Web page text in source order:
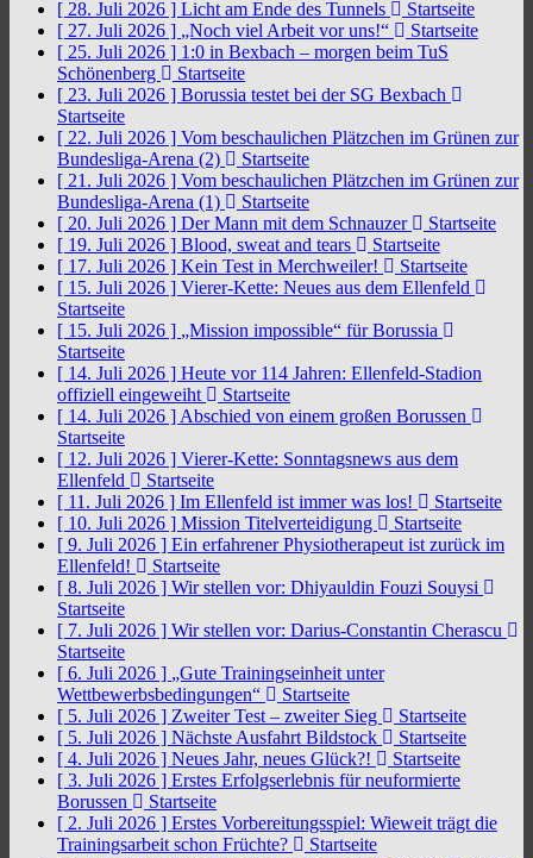
[ 28. Juli 2026 ] Licht am Ende des Tunnels
Startseite
[ 27. Juli 2026 ] „Noch viel Arbeit vor uns!“
Startseite
[ 25. Juli 2026 ] 1:0 in Bexbach – morgen beim TuS
Schönenberg
Startseite
[ 23. Juli 2026 ] Borussia testet bei der SG Bexbach
Startseite
[ 22. Juli 2026 ] Vom beschaulichen Plätzchen im Grünen zur
Bundesliga-Arena (2)
Startseite
[ 21. Juli 2026 ] Vom beschaulichen Plätzchen im Grünen zur
Bundesliga-Arena (1)
Startseite
[ 20. Juli 2026 ] Der Mann mit dem Schnauzer
Startseite
[ 19. Juli 2026 ] Blood, sweat and tears
Startseite
[ 17. Juli 2026 ] Kein Test in Merchweiler!
Startseite
[ 15. Juli 2026 ] Vierer-Kette: Neues aus dem Ellenfeld
Startseite
[ 15. Juli 2026 ] „Mission impossible“ für Borussia
Startseite
[ 14. Juli 2026 ] Heute vor 114 Jahren: Ellenfeld-Stadion
offiziell eingeweiht
Startseite
[ 14. Juli 2026 ] Abschied von einem großen Borussen
Startseite
[ 12. Juli 2026 ] Vierer-Kette: Sonntagsnews aus dem
Ellenfeld
Startseite
[ 11. Juli 2026 ] Im Ellenfeld ist immer was los!
Startseite
[ 10. Juli 2026 ] Mission Titelverteidigung
Startseite
[ 9. Juli 2026 ] Ein erfahrener Physiotherapeut ist zurück im
Ellenfeld!
Startseite
[ 8. Juli 2026 ] Wir stellen vor: Dhiyauldin Fouzi Souysi
Startseite
[ 7. Juli 2026 ] Wir stellen vor: Darius-Constantin Cherascu
Startseite
[ 6. Juli 2026 ] „Gute Trainingseinheit unter
Wettbewerbsbedingungen“
Startseite
[ 5. Juli 2026 ] Zweiter Test – zweiter Sieg
Startseite
[ 5. Juli 2026 ] Nächste Ausfahrt Bildstock
Startseite
[ 4. Juli 2026 ] Neues Jahr, neues Glück?!
Startseite
[ 3. Juli 2026 ] Erstes Erfolgserlebnis für neuformierte
Borussen
Startseite
[ 2. Juli 2026 ] Erstes Vorbereitungsspiel: Wieweit trägt die
Trainingsarbeit schon Früchte?
Startseite